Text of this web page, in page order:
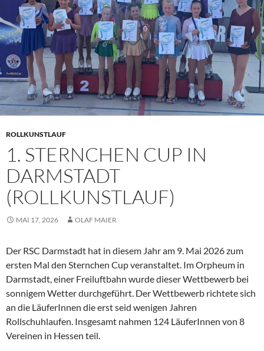
ROLLKUNSTLAUF
1. STERNCHEN CUP IN
DARMSTADT
(ROLLKUNSTLAUF)
MAI 17, 2026 OLAF MAIER
Der RSC Darmstadt hat in diesem Jahr am 9. Mai 2026 zum
ersten Mal den Sternchen Cup veranstaltet. Im Orpheum in
Darmstadt, einer Freiluftbahn wurde dieser Wettbewerb bei
sonnigem Wetter durchgeführt. Der Wettbewerb richtete sich
an die LäuferInnen die erst seid wenigen Jahren
Rollschuhlaufen. Insgesamt nahmen 124 LäuferInnen von 8
Vereinen in Hessen teil.